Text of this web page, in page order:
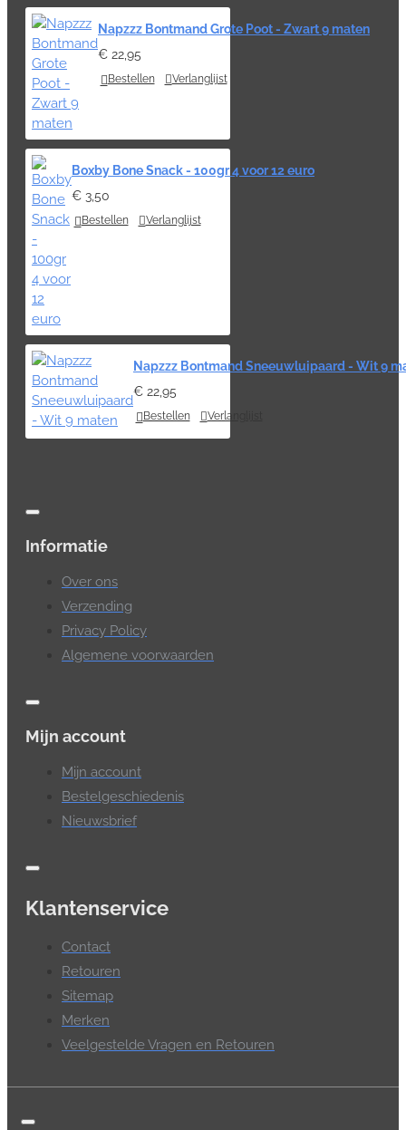
Napzzz Bontmand Grote Poot - Zwart 9 maten
€ 22,95
Bestellen Verlanglijst
Boxby Bone Snack - 100gr 4 voor 12 euro
€ 3,50
Bestellen Verlanglijst
Napzzz Bontmand Sneeuwluipaard - Wit 9
€ 22,95
Bestellen Verlanglijst
Informatie
Over ons
Verzending
Privacy Policy
Algemene voorwaarden
Mijn account
Mijn account
Bestelgeschiedenis
Nieuwsbrief
Klantenservice
Contact
Retouren
Sitemap
Merken
Veelgestelde Vragen en Retouren